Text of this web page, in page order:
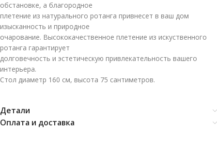
обстановке, а благородное
плетение из натурального ротанга привнесет в ваш дом
изысканность и природное
очарование. Высококачественное плетение из искуственного
ротанга гарантирует
долговечность и эстетическую привлекательность вашего
интерьера.
Стол диаметр 160 см, высота 75 сантиметров.
Детали
Оплата и доставка